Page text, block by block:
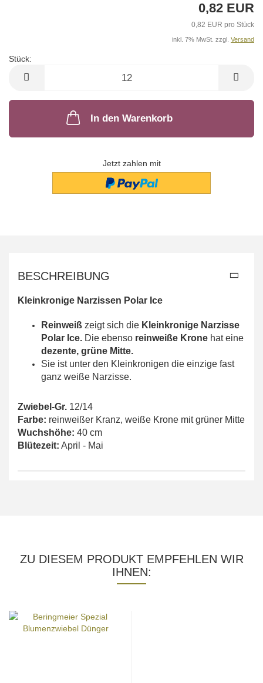
0,82 EUR
0,82 EUR pro Stück
inkl. 7% MwSt. zzgl. Versand
Stück:
In den Warenkorb
Jetzt zahlen mit
BESCHREIBUNG
Kleinkronige Narzissen Polar Ice
Reinweiß zeigt sich die Kleinkronige Narzisse
Polar Ice. Die ebenso reinweiße Krone hat eine
dezente, grüne Mitte.
Sie ist unter den Kleinkronigen die einzige fast
ganz weiße Narzisse.
Zwiebel-Gr. 12/14
Farbe: reinweißer Kranz, weiße Krone mit grüner Mitte
Wuchshöhe: 40 cm
Blütezeit: April - Mai
ZU DIESEM PRODUKT EMPFEHLEN WIR
IHNEN: